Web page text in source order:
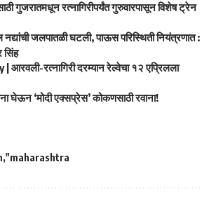
गुजरातमधून रत्नागिरीपर्यंत गुरुवारपासून विशेष ट्रेन
नद्यांची जलपातळी घटली, पाऊस परिस्थिती नियंत्रणात :
सिंह
रत्नागिरी दरम्यान रेल्वेचा १२ एप्रिलला
घेऊन ‘मोदी एक्सप्रेस’ कोकणसाठी रवाना!
"maharashtra